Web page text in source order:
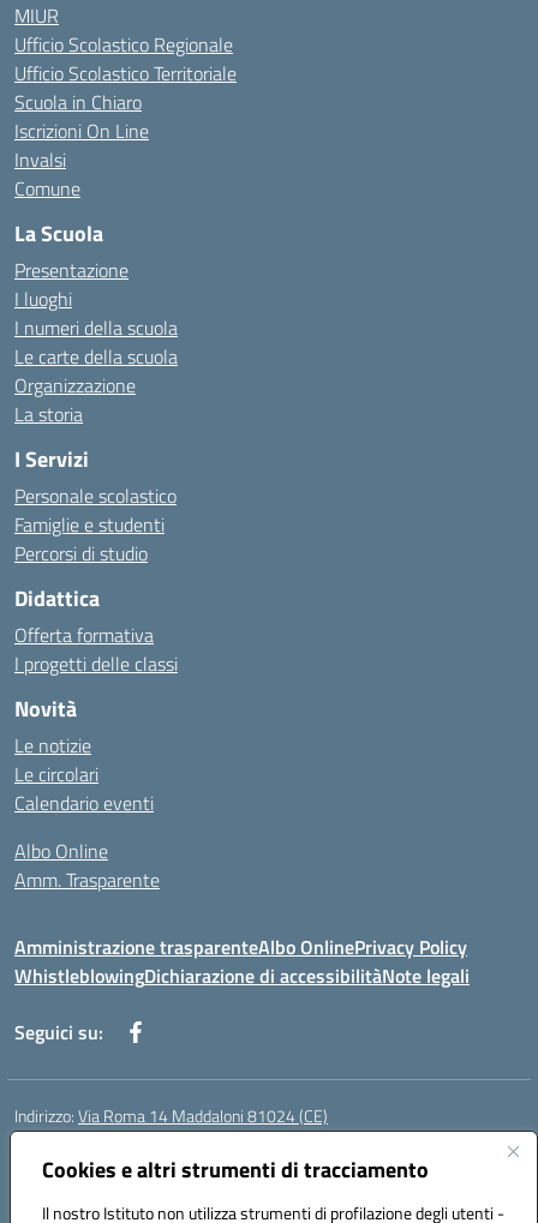
Cookies e altri strumenti di tracciamento
Il nostro Istituto non utilizza strumenti di profilazione degli utenti -
MIUR
Ufficio Scolastico Regionale
Ufficio Scolastico Territoriale
Scuola in Chiaro
Iscrizioni On Line
Invalsi
Comune
La Scuola
Presentazione
I luoghi
I numeri della scuola
Le carte della scuola
Organizzazione
La storia
I Servizi
Personale scolastico
Famiglie e studenti
Percorsi di studio
Didattica
Offerta formativa
I progetti delle classi
Novità
Le notizie
Le circolari
Calendario eventi
Albo Online
Amm. Trasparente
Amministrazione trasparenteAlbo OnlinePrivacy Policy
WhistleblowingDichiarazione di accessibilitàNote legali
Seguici su:
Indirizzo:Via Roma 14 Maddaloni 81024 (CE)
Centralino:
Posta elettronica certificata (PEC):ceic8an00r@pec.istruzione.it
Codice fiscale: 80006190617